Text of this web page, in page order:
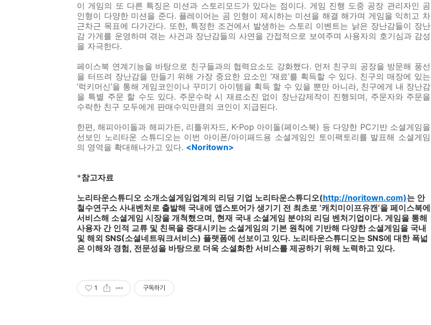
이 게임의 또 다른 특징은 미션과 스토리모드가 있다는 점이다. 게임 진행 도중 공장 관리자인 곰
인형이 다양한 미션을 준다. 플레이어는 곰 인형이 제시하는 미션을 해결 해가며 게임을 익히고 차
근차근 목표에 다가간다. 또한, 특정한 조건에서 발생하는 스토리 이벤트는 낡은 장난감들이 장난
감 가게를 운영하며 겪는 사건과 장난감들의 사연을 간접적으로 보여주며 사용자의 호기심과 감성
을 자극한다.
페이스북 연계기능을 바탕으로 친구들과의 협력요소도 강화했다. 먼저 친구의 공장을 방문해 풍선
을 터뜨려 장난감을 만들기 위해 가장 중요한 요소인 ‘재료’를 획득할 수 있다. 친구의 매장에 있는
‘럭키머신’을 통해 게임코인이나 꾸미기 아이템을 획득 할 수 있을 뿐만 아니라, 친구에게 내 장난감
을 특별 주문 할 수도 있다. 주문수락 시 재료소진 없이 장난감제작이 진행되며, 주문자와 주문을
수락한 친구 모두에게 판매수익만큼의 코인이 지급된다.
한편, 해피아이돌과 해피가든, 리틀위자드, K-Pop 아이돌(페이스북) 등 다양한 PC기반 소셜게임을
선보인 노리타운 스튜디오는 이번 아이폰/아이패드용 소셜게임인 토이팩토리를 발표해 소셜게임
의 영역을 확대해나가고 있다. <Noritown>
*참고자료
노리타운스튜디오 소개소셜게임업계의 리딩 기업 노리타운스튜디오(http://noritown.com)는 안
철수연구소 사내벤처로 출발해 국내에 앱스토어가 생기기 전 최초로 ‘캐치미이프유캔’을 페이스북에
서비스해 소셜게임 시장을 개척했으며, 현재 국내 소셜게임 분야의 리딩 벤처기업이다. 게임을 통해
사용자 간 인적 교류 및 친목을 증대시키는 소셜게임의 기본 원칙에 기반해 다양한 소셜게임을 국내
및 해외 SNS(소셜네트워크서비스) 플랫폼에 선보이고 있다. 노리타운스튜디오는 SNS에 대한 폭넓
은 이해와 경험, 전문성을 바탕으로 더욱 소셜화한 서비스를 제공하기 위해 노력하고 있다.
1 구독하기